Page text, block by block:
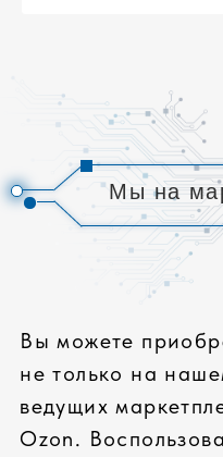
скидкам.
Выбирайте нашу
маркетплейсах
пользуйтесь всеми
онлайн-покупок!